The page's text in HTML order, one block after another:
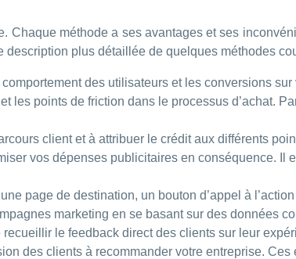
Chaque méthode a ses avantages et ses
plus détaillée de quelques méthodes
des utilisateurs et les conversions
points de friction dans le processus d’achat.
client et à attribuer le crédit aux différents
vos dépenses publicitaires en conséquence. Il
page de destination, un bouton d’appel à
marketing en se basant sur des données
le feedback direct des clients sur leur
des clients à recommander votre entreprise. Ces